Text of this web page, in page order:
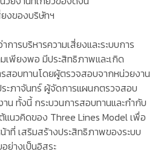
งของบริษัทฯ
ารบริหารความเสี่ยงและระบบการ
เพียงพอ มีประสิทธิภาพและเกิด
สอบทานโดยผู้ตรวจสอบจากหน่วยงาน
ภาจันทร์ ผู้จัดการแผนกตรวจสอบ
าน ทั้งนี้ กระบวนการสอบทานและกำกับ
แนวคิดของ Three Lines Model เพื่อ
าที่ เสริมสร้างประสิทธิภาพของระบบ
ย่างเป็นอิสระ